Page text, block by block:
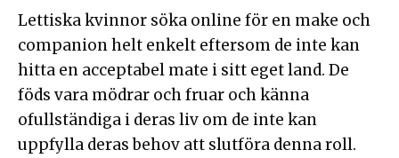
Lettiska kvinnor söka online för en make och
companion helt enkelt eftersom de inte kan
hitta en acceptabel mate i sitt eget land. De
föds vara mödrar och fruar och känna
ofullständiga i deras liv om de inte kan
uppfylla deras behov att slutföra denna roll.